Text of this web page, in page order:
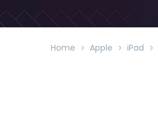
Home Apple iPad